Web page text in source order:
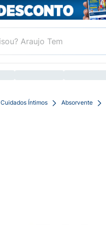
Cuidados Íntimos Absorvente